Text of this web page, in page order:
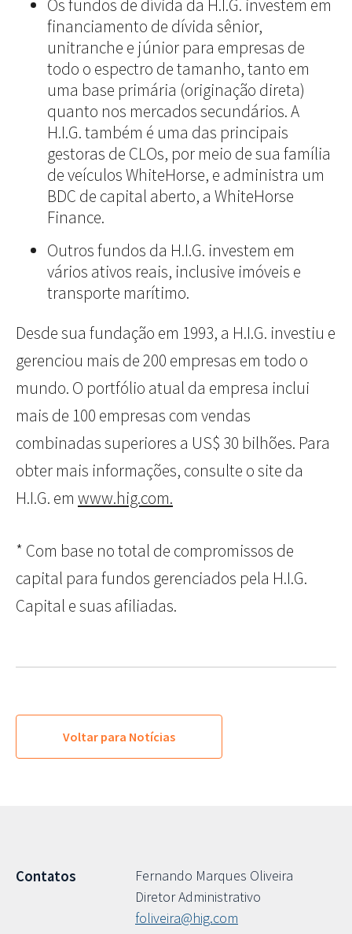
Os fundos de dívida da H.I.G. investem em
financiamento de dívida sênior,
unitranche e júnior para empresas de
todo o espectro de tamanho, tanto em
uma base primária (originação direta)
quanto nos mercados secundários. A
H.I.G. também é uma das principais
gestoras de CLOs, por meio de sua família
de veículos WhiteHorse, e administra um
BDC de capital aberto, a WhiteHorse
Finance.
Outros fundos da H.I.G. investem em
vários ativos reais, inclusive imóveis e
transporte marítimo.
Desde sua fundação em 1993, a H.I.G. investiu e
gerenciou mais de 200 empresas em todo o
mundo. O portfólio atual da empresa inclui
mais de 100 empresas com vendas
combinadas superiores a US$ 30 bilhões. Para
obter mais informações, consulte o site da
H.I.G. em www.hig.com.
* Com base no total de compromissos de
capital para fundos gerenciados pela H.I.G.
Capital e suas afiliadas.
Voltar para Notícias
Contatos
Fernando Marques Oliveira
Diretor Administrativo
foliveira@hig.com